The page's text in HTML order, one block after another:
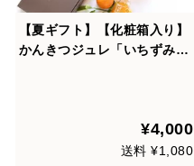
【夏ギフト】【化粧箱入り】
かんきつジュレ「いちずみ」
¥4,000
送料 ¥1,080